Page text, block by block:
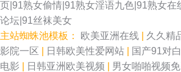
页|91熟女偷情|91熟女淫语九色|91熟女在
论坛|91丝袜美女
主站蜘蛛池模板： 欧美亚洲在线 久久精
影院一区
日韩欧美性爱网站 国产91对
电影
日韩亚洲欧美视频 男女啪啪视频